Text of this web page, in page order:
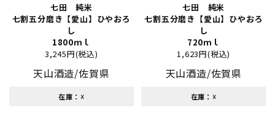
七田 純米
七割五分磨き【愛山】ひやおろ
し
1800ｍｌ
3,245円(税込)
天山酒造/佐賀県
在庫：☓
七田 純米
七割五分磨き【愛山】ひやおろ
し
720ｍｌ
1,623円(税込)
天山酒造/佐賀県
在庫：☓